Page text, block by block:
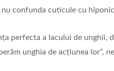
confunda cuticule cu
perfecta a lacului de unghii,
unghia de acțiunea lor”,